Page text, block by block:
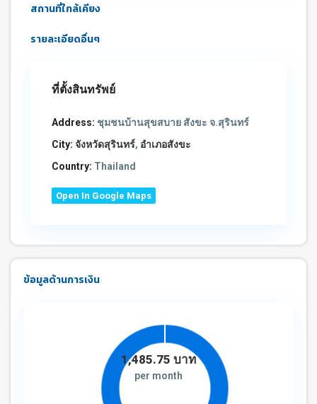
สถานที่ใกล้เคียง
รายละเอียดอื่นๆ
ที่ตั้งสินทรัพย์
Address: ชุมชนบ้านสุขสบาย สังขะ จ.สุรินทร์
City: จังหวัดสุรินทร์, อำเภอสังขะ
Country: Thailand
Open In Google Maps
ข้อมูลด้านการเงิน
1,485.75 บาท
per month